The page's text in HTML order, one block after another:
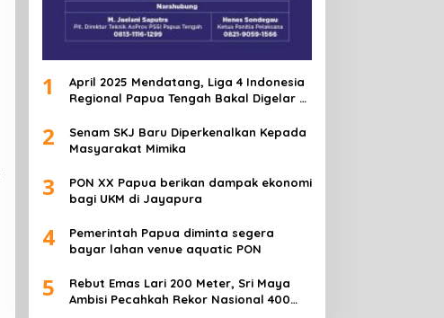
1
April 2025 Mendatang, Liga 4 Indonesia
Regional Papua Tengah Bakal Digelar di
2
Senam SKJ Baru Diperkenalkan Kepada
Masyarakat Mimika
3
PON XX Papua berikan dampak ekonomi
bagi UKM di Jayapura
4
Pemerintah Papua diminta segera
bayar lahan venue aquatic PON
5
Rebut Emas Lari 200 Meter, Sri Maya
Ambisi Pecahkah Rekor Nasional 400